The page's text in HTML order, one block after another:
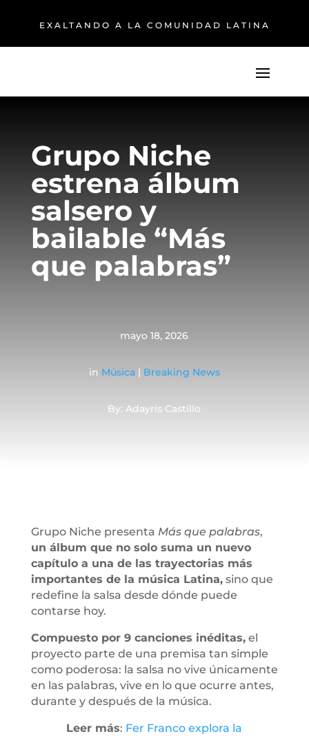
EXALTANDO A LA COMUNIDAD LATINA
Grupo Niche
estrena álbum
salsero y
bailable “Más
que palabras”
mayo 18, 2026
in Música | Breaking News
By: Adayris Castillo
Grupo Niche presenta Más que palabras,
un álbum que no solo suma un nuevo
capítulo a una de las trayectorias más
importantes de la música Latina,sino que
redefine la salsa desde dónde puede
contarse hoy.
Compuesto por 9 canciones inéditas,el
proyecto parte de una premisa tan simple
como poderosa: la salsa no vive únicamente
en las palabras, vive en lo que ocurre antes,
durante y después de la música.
Leer más: Fer Franco explora la